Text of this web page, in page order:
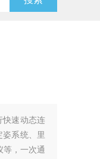
快速动态连
系统、里
等，一次通